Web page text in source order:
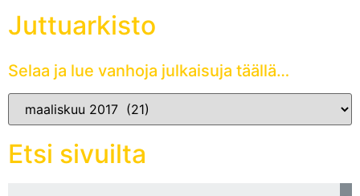
Juttuarkisto
Selaa ja lue vanhoja julkaisuja täällä…
Etsi sivuilta